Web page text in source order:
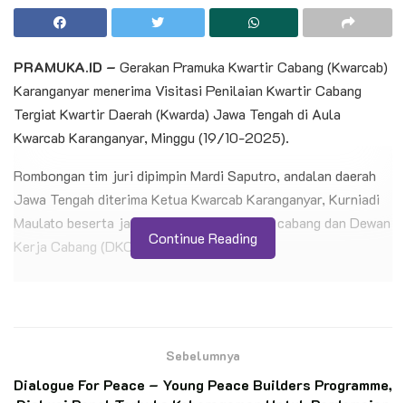
PRAMUKA.ID – Gerakan Pramuka Kwartir Cabang (Kwarcab)
Karanganyar menerima Visitasi Penilaian Kwartir Cabang
Tergiat Kwartir Daerah (Kwarda) Jawa Tengah di Aula
Kwarcab Karanganyar, Minggu (19/10-2025).
Rombongan tim juri dipimpin Mardi Saputro, andalan daerah
Jawa Tengah diterima Ketua Kwarcab Karanganyar, Kurniadi
Maulato beserta jajaran pimpinan, andalan cabang dan Dewan
Kerja Cabang (DKC).
Edukasi Saka Wanabakti di Jeongmara
Continue Reading
Sebelumnya
Dialogue For Peace – Young Peace Builders Programme,